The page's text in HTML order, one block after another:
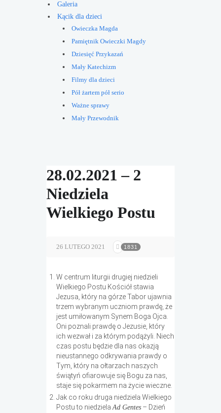
Galeria
Kącik dla dzieci
Owieczka Magda
Pamiętnik Owieczki Magdy
Dziesięć Przykazań
Mały Katechizm
Filmy dla dzieci
Pół żartem pół serio
Ważne sprawy
Mały Przewodnik
28.02.2021 – 2
Niedziela
Wielkiego Postu
26 LUTEGO 2021 1831
W centrum liturgii drugiej niedzieli
Wielkiego Postu Kościół stawia
Jezusa, który na górze Tabor ujawnia
trzem wybranym uczniom prawdę, że
jest umiłowanym Synem Boga Ojca.
Oni poznali prawdę o Jezusie, który
ich wezwał i za którym podążyli. Niech
czas postu będzie dla nas okazją
nieustannego odkrywania prawdy o
Tym, który na ołtarzach naszych
świątyń ofiarowuje się Bogu za nas,
staje się pokarmem na życie wieczne.
Jak co roku druga niedziela Wielkiego
Postu to niedziela Ad Gentes – Dzień